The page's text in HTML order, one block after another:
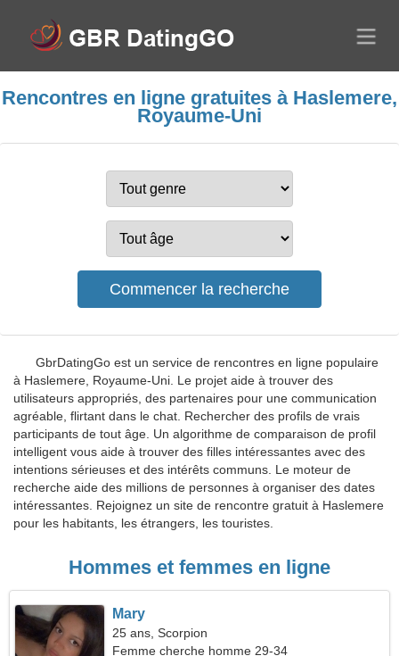
Rencontres en ligne gratuites à Haslemere,
Royaume-Uni
GbrDatingGo est un service de rencontres en ligne populaire
à Haslemere, Royaume-Uni. Le projet aide à trouver des
utilisateurs appropriés, des partenaires pour une communication
agréable, flirtant dans le chat. Rechercher des profils de vrais
participants de tout âge. Un algorithme de comparaison de profil
intelligent vous aide à trouver des filles intéressantes avec des
intentions sérieuses et des intérêts communs. Le moteur de
recherche aide des millions de personnes à organiser des dates
intéressantes. Rejoignez un site de rencontre gratuit à Haslemere
pour les habitants, les étrangers, les touristes.
Hommes et femmes en ligne
Mary
25 ans, Scorpion
Femme cherche homme 29-34